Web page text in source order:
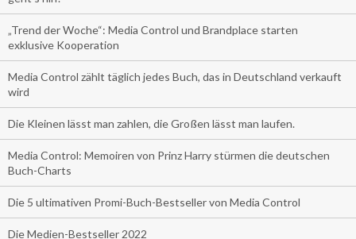
„Trend der Woche“: Media Control und Brandplace starten
exklusive Kooperation
Media Control zählt täglich jedes Buch, das in Deutschland verkauft
wird
Die Kleinen lässt man zahlen, die Großen lässt man laufen.
Media Control: Memoiren von Prinz Harry stürmen die deutschen
Buch-Charts
Die 5 ultimativen Promi-Buch-Bestseller von Media Control
Die Medien-Bestseller 2022